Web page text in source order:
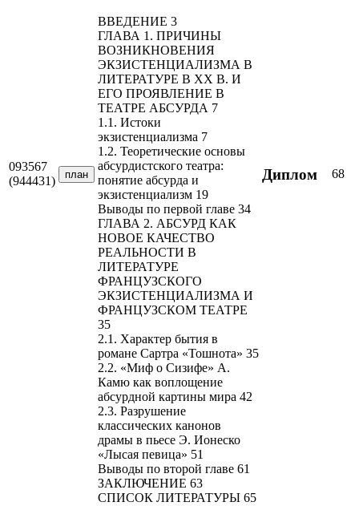
093567
(944431)
план
ВВЕДЕНИЕ 3
ГЛАВА 1. ПРИЧИНЫ
ВОЗНИКНОВЕНИЯ
ЭКЗИСТЕНЦИАЛИЗМА В
ЛИТЕРАТУРЕ В XX В. И
ЕГО ПРОЯВЛЕНИЕ В
ТЕАТРЕ АБСУРДА 7
1.1. Истоки
экзистенциализма 7
1.2. Теоретические основы
абсурдистского театра:
понятие абсурда и
экзистенциализм 19
Выводы по первой главе 34
ГЛАВА 2. АБСУРД КАК
НОВОЕ КАЧЕСТВО
РЕАЛЬНОСТИ В
ЛИТЕРАТУРЕ
ФРАНЦУЗСКОГО
ЭКЗИСТЕНЦИАЛИЗМА И
ФРАНЦУЗСКОМ ТЕАТРЕ
35
2.1. Характер бытия в
романе Сартра «Тошнота» 35
2.2. «Миф о Сизифе» А.
Камю как воплощение
абсурдной картины мира 42
2.3. Разрушение
классических канонов
драмы в пьесе Э. Ионеско
«Лысая певица» 51
Выводы по второй главе 61
ЗАКЛЮЧЕНИЕ 63
СПИСОК ЛИТЕРАТУРЫ 65
Диплом 68